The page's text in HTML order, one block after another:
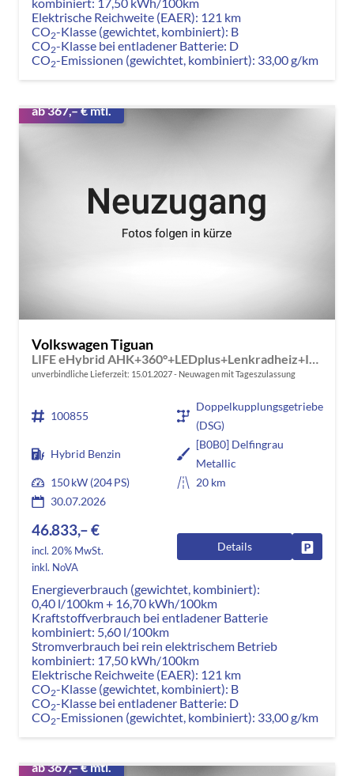
Elektrische Reichweite (EAER): 121 km
CO2-Klasse (gewichtet, kombiniert): B
CO2-Klasse bei entladener Batterie: D
CO2-Emissionen (gewichtet, kombiniert): 33,00 g/km
ab 367,– € mtl.
Volkswagen Tiguan
unverbindliche Lieferzeit: 15.01.2027 Neuwagen mit Tageszulassung
100855
Doppelkupplungsgetriebe
(DSG)
Hybrid Benzin
[B0B0] Delfingrau
Metallic
150 kW (204 PS)
20 km
30.07.2026
46.833,– €
incl. 20% MwSt.
inkl. NoVA
Details
Energieverbrauch (gewichtet, kombiniert):
0,40 l/100km + 16,70 kWh/100km
Kraftstoffverbrauch bei entladener Batterie
kombiniert: 5,60 l/100km
Stromverbrauch bei rein elektrischem Betrieb
kombiniert: 17,50 kWh/100km
Elektrische Reichweite (EAER): 121 km
CO2-Klasse (gewichtet, kombiniert): B
CO2-Klasse bei entladener Batterie: D
CO2-Emissionen (gewichtet, kombiniert): 33,00 g/km
ab 367,– € mtl.